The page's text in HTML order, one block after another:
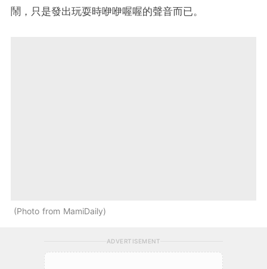
鬧，只是發出玩耍時咿咿喔喔的聲音而已。
Photo from MamiDaily
ADVERTISEMENT